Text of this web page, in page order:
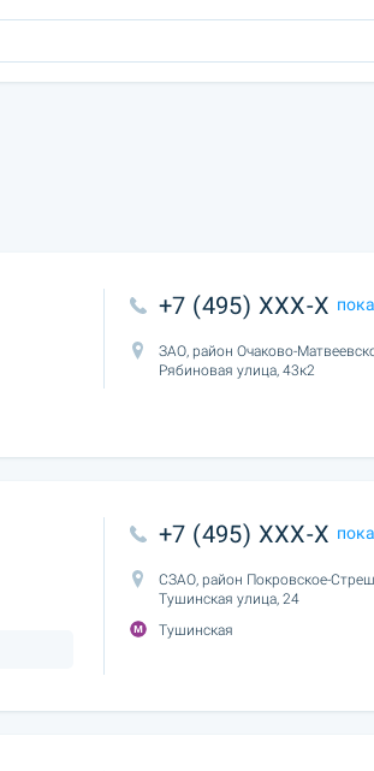
+7 (495) XXX-X
ЗАО, район Очаково-
Рябиновая улица, 43к2
+7 (495) XXX-X
СЗАО, район Покровское-
Тушинская улица, 24
Тушинская